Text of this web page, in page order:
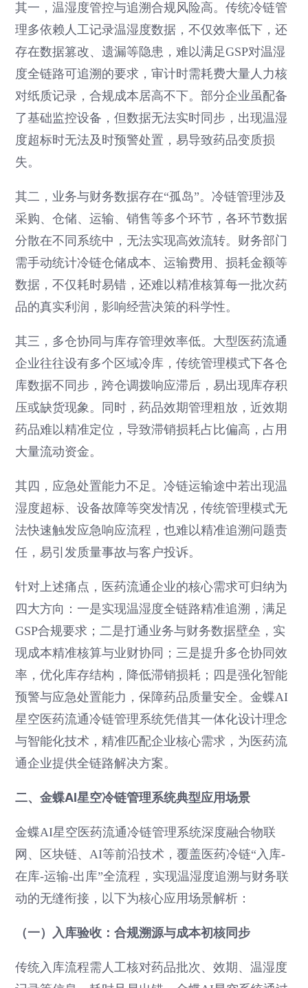
其一，温湿度管控与追溯合规风险高。传统冷链管
理多依赖人工记录温湿度数据，不仅效率低下，还
存在数据篡改、遗漏等隐患，难以满足GSP对温湿
度全链路可追溯的要求，审计时需耗费大量人力核
对纸质记录，合规成本居高不下。部分企业虽配备
了基础监控设备，但数据无法实时同步，出现温湿
度超标时无法及时预警处置，易导致药品变质损
失。
其二，业务与财务数据存在“孤岛”。冷链管理涉及
采购、仓储、运输、销售等多个环节，各环节数据
分散在不同系统中，无法实现高效流转。财务部门
需手动统计冷链仓储成本、运输费用、损耗金额等
数据，不仅耗时易错，还难以精准核算每一批次药
品的真实利润，影响经营决策的科学性。
其三，多仓协同与库存管理效率低。大型医药流通
企业往往设有多个区域冷库，传统管理模式下各仓
库数据不同步，跨仓调拨响应滞后，易出现库存积
压或缺货现象。同时，药品效期管理粗放，近效期
药品难以精准定位，导致滞销损耗占比偏高，占用
大量流动资金。
其四，应急处置能力不足。冷链运输途中若出现温
湿度超标、设备故障等突发情况，传统管理模式无
法快速触发应急响应流程，也难以精准追溯问题责
任，易引发质量事故与客户投诉。
针对上述痛点，医药流通企业的核心需求可归纳为
四大方向：一是实现温湿度全链路精准追溯，满足
GSP合规要求；二是打通业务与财务数据壁垒，实
现成本精准核算与业财协同；三是提升多仓协同效
率，优化库存结构，降低滞销损耗；四是强化智能
预警与应急处置能力，保障药品质量安全。金蝶AI
星空医药流通冷链管理系统凭借其一体化设计理念
与智能化技术，精准匹配企业核心需求，为医药流
通企业提供全链路解决方案。
二、金蝶AI星空冷链管理系统典型应用场景
金蝶AI星空医药流通冷链管理系统深度融合物联
网、区块链、AI等前沿技术，覆盖医药冷链“入库-
在库-运输-出库”全流程，实现温湿度追溯与财务联
动的无缝衔接，以下为核心应用场景解析：
（一）入库验收：合规溯源与成本初核同步
传统入库流程需人工核对药品批次、效期、温湿度